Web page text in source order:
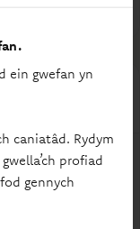
ein gwefan yn
caniatâd. Rydym
profiad
gennych